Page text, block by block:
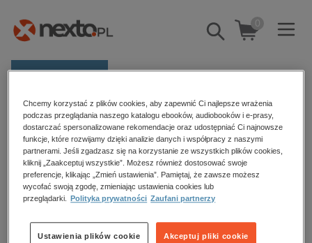
Pokaż/schowaj
wyszukiwarkę
0
E-prasa
Kategorie
Zobacz wszystkie E-prasa
budownictwo, aranżacja wnętrz
biznesowe, branżowe, gospodarka
Strona główna Marek Menkiszak
Marek Menkiszak
Sortowanie Filtrowanie
Chcemy korzystać z plików cookies, aby zapewnić Ci najlepsze wrażenia
podczas przeglądania naszego katalogu ebooków, audiobooków i e-prasy,
dostarczać spersonalizowane rekomendacje oraz udostępniać Ci najnowsze
funkcje, które rozwijamy dzięki analizie danych i współpracy z naszymi
partnerami. Jeśli zgadzasz się na korzystanie ze wszystkich plików cookies,
kliknij „Zaakceptuj wszystkie”. Możesz również dostosować swoje
preferencje, klikając „Zmień ustawienia”. Pamiętaj, że zawsze możesz
wycofać swoją zgodę, zmieniając ustawienia cookies lub
przeglądarki.
Polityka prywatności Zaufani partnerzy
Akceptuj pliki cookie
Ustawienia plików cookie